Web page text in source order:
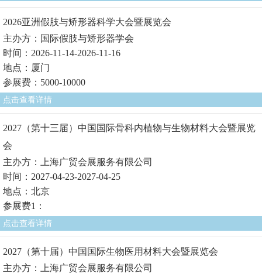
2026亚洲假肢与矫形器科学大会暨展览会
主办方：国际假肢与矫形器学会
时间：2026-11-14-2026-11-16
地点：厦门
参展费：5000-10000
点击查看详情
2027（第十三届）中国国际骨科内植物与生物材料大会暨展览
会
主办方：上海广贸会展服务有限公司
时间：2027-04-23-2027-04-25
地点：北京
参展费1：
点击查看详情
2027（第十届）中国国际生物医用材料大会暨展览会
主办方：上海广贸会展服务有限公司